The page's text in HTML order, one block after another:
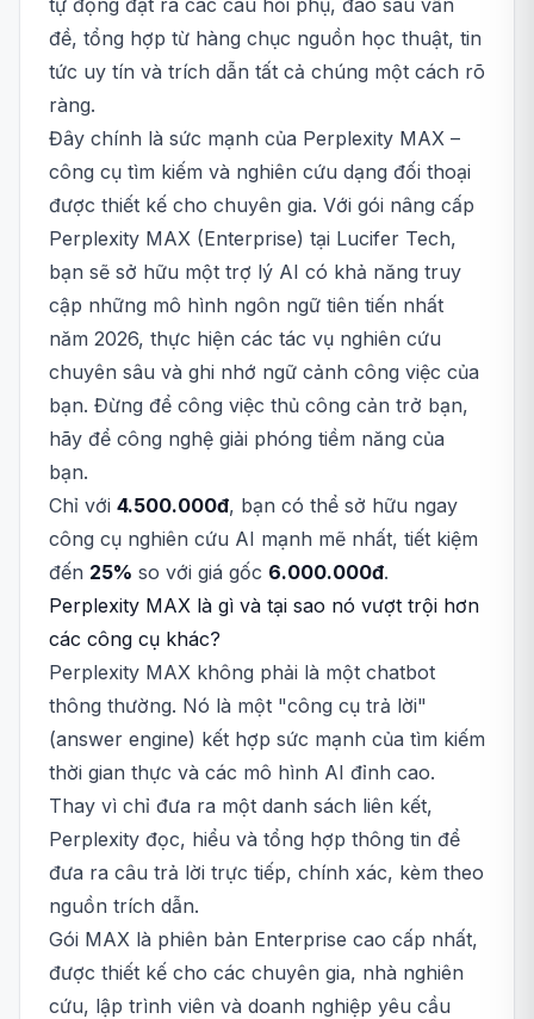
tự động đặt ra các câu hỏi phụ, đào sâu vấn
đề, tổng hợp từ hàng chục nguồn học thuật, tin
tức uy tín và trích dẫn tất cả chúng một cách rõ
ràng.
Đây chính là sức mạnh của Perplexity MAX –
công cụ tìm kiếm và nghiên cứu dạng đối thoại
được thiết kế cho chuyên gia. Với gói nâng cấp
Perplexity MAX (Enterprise) tại Lucifer Tech,
bạn sẽ sở hữu một trợ lý AI có khả năng truy
cập những mô hình ngôn ngữ tiên tiến nhất
năm 2026, thực hiện các tác vụ nghiên cứu
chuyên sâu và ghi nhớ ngữ cảnh công việc của
bạn. Đừng để công việc thủ công cản trở bạn,
hãy để công nghệ giải phóng tiềm năng của
bạn.
Chỉ với 4.500.000đ, bạn có thể sở hữu ngay
công cụ nghiên cứu AI mạnh mẽ nhất, tiết kiệm
đến 25% so với giá gốc 6.000.000đ.
Perplexity MAX là gì và tại sao nó vượt trội hơn
các công cụ khác?
Perplexity MAX không phải là một chatbot
thông thường. Nó là một "công cụ trả lời"
(answer engine) kết hợp sức mạnh của tìm kiếm
thời gian thực và các mô hình AI đỉnh cao.
Thay vì chỉ đưa ra một danh sách liên kết,
Perplexity đọc, hiểu và tổng hợp thông tin để
đưa ra câu trả lời trực tiếp, chính xác, kèm theo
nguồn trích dẫn.
Gói MAX là phiên bản Enterprise cao cấp nhất,
được thiết kế cho các chuyên gia, nhà nghiên
cứu, lập trình viên và doanh nghiệp yêu cầu